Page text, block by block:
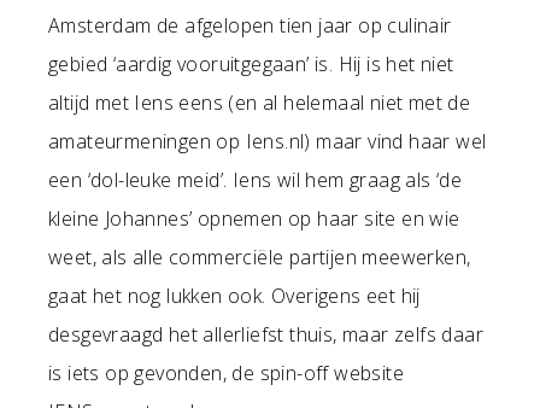
Amsterdam de afgelopen tien jaar op culinair
gebied ‘aardig vooruitgegaan’ is. Hij is het niet
altijd met Iens eens (en al helemaal niet met de
amateurmeningen op Iens.nl) maar vind haar wel
een ‘dol-leuke meid’. Iens wil hem graag als ‘de
kleine Johannes’ opnemen op haar site en wie
weet, als alle commerciële partijen meewerken,
gaat het nog lukken ook. Overigens eet hij
desgevraagd het allerliefst thuis, maar zelfs daar
is iets op gevonden, de spin-off website